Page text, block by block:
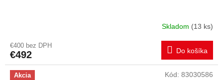
A
R
M
Skladom (13 ks)
€400 bez DPH
€492 Do košíka
Akcia Kód: 83030586